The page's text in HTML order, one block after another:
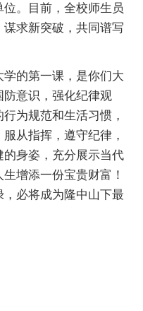
。目前，全校师生员
求新突破，共同谱写
的第一课，是你们大
意识，强化纪律观
为规范和生活习惯，
从指挥，遵守纪律，
身姿，充分展示当代
增添一份宝贵财富！
必将成为隆中山下最